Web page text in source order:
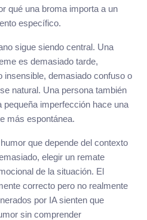
qué una broma importa a un
específico.
sigue siendo central. Una
es demasiado tarde,
insensible, demasiado confuso o
natural. Una persona también
pequeña imperfección hace una
más espontánea.
que depende del contexto
elegir un remate
de la situación. El
correcto pero no realmente
por IA sienten que
sin comprender